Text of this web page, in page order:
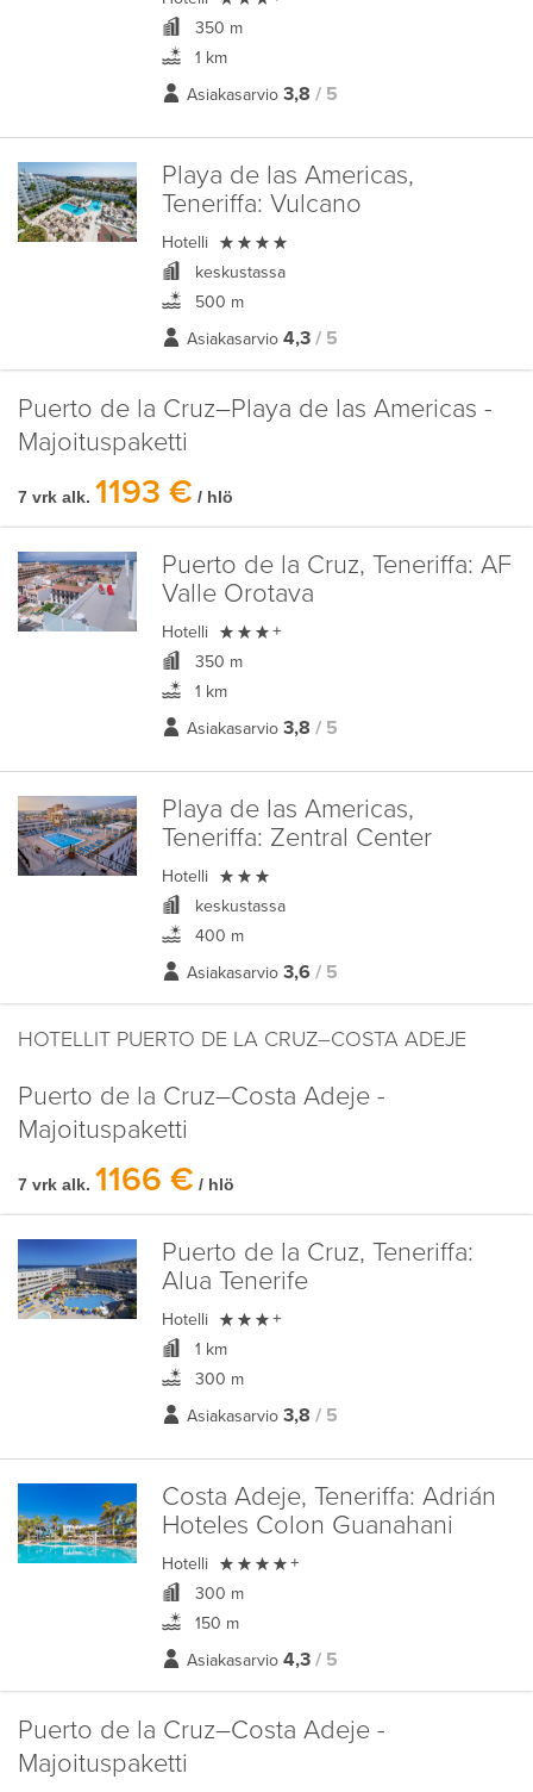
350 m
1 km
Asiakasarvio 3,8 / 5
Playa de las Americas,
Teneriffa: Vulcano
Hotelli 
keskustassa
500 m
Asiakasarvio 4,3 / 5
Puerto de la Cruz–Playa de las Americas -
Majoituspaketti
7 vrk alk. 1193 € / hlö
Puerto de la Cruz, Teneriffa: AF
Valle Orotava
Hotelli  +
350 m
1 km
Asiakasarvio 3,8 / 5
Playa de las Americas,
Teneriffa: Zentral Center
Hotelli 
keskustassa
400 m
Asiakasarvio 3,6 / 5
HOTELLIT PUERTO DE LA CRUZ–COSTA ADEJE
Puerto de la Cruz–Costa Adeje -
Majoituspaketti
7 vrk alk. 1166 € / hlö
Puerto de la Cruz, Teneriffa:
Alua Tenerife
Hotelli  +
1 km
300 m
Asiakasarvio 3,8 / 5
Costa Adeje, Teneriffa: Adrián
Hoteles Colon Guanahani
Hotelli  +
300 m
150 m
Asiakasarvio 4,3 / 5
Puerto de la Cruz–Costa Adeje -
Majoituspaketti